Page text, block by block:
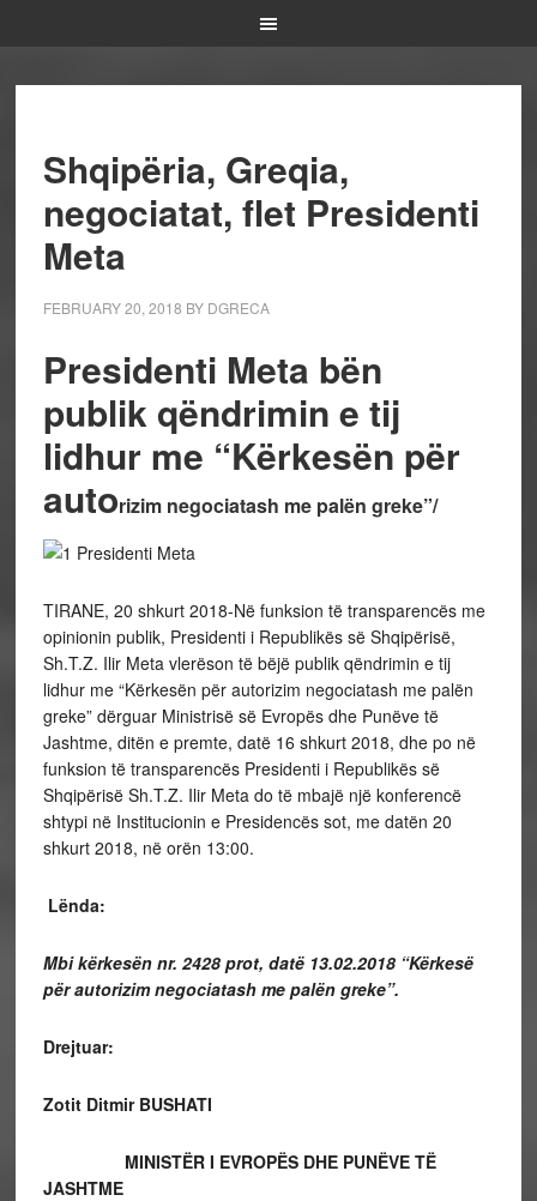
Shqipëria, Greqia,
negociatat, flet Presidenti
Meta
FEBRUARY 20, 2018 BY DGRECA
Presidenti Meta bën
publik qëndrimin e tij
lidhur me “Kërkesën për
autorizim negociatash me palën greke”/
TIRANE, 20 shkurt 2018-Në funksion të transparencës me
opinionin publik, Presidenti i Republikës së Shqipërisë,
Sh.T.Z. Ilir Meta vlerëson të bëjë publik qëndrimin e tij
lidhur me “Kërkesën për autorizim negociatash me palën
greke” dërguar Ministrisë së Evropës dhe Punëve të
Jashtme, ditën e premte, datë 16 shkurt 2018, dhe po në
funksion të transparencës Presidenti i Republikës së
Shqipërisë Sh.T.Z. Ilir Meta do të mbajë një konferencë
shtypi në Institucionin e Presidencës sot, me datën 20
shkurt 2018, në orën 13:00.
Lënda:
Mbi kërkesën nr. 2428 prot, datë 13.02.2018 “Kërkesë
për autorizim negociatash me palën greke”.
Drejtuar:
Zotit Ditmir BUSHATI
MINISTËR I EVROPËS DHE PUNËVE TË
JASHTME